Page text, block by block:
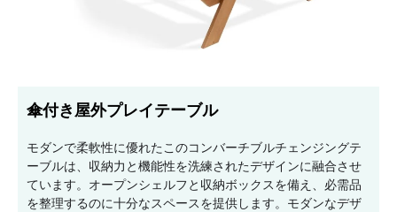
傘付き屋外プレイテーブル
モダンで柔軟性に優れたこのコンバーチブルチェンジングテ
ーブルは、収納力と機能性を洗練されたデザインに融合させ
ています。オープンシェルフと収納ボックスを備え、必需品
を整理するのに十分なスペースを提供します。モダンなデザ